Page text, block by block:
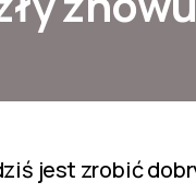
jest zrobić